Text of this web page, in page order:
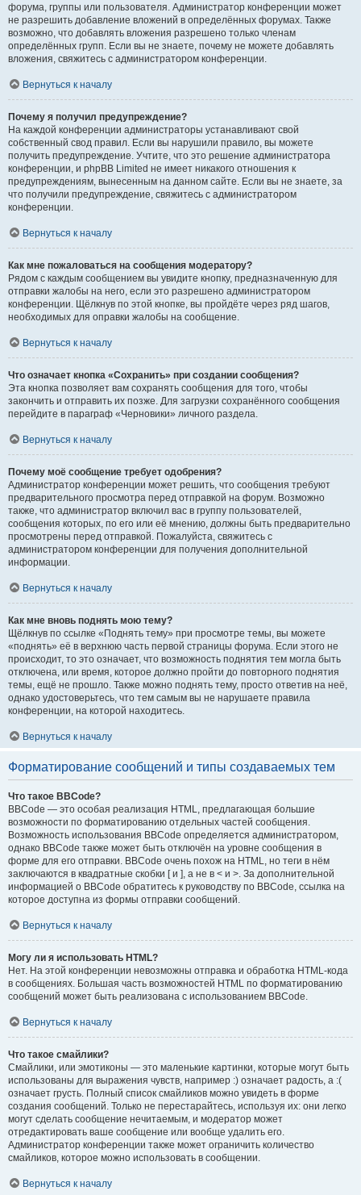
форума, группы или пользователя. Администратор конференции может
не разрешить добавление вложений в определённых форумах. Также
возможно, что добавлять вложения разрешено только членам
определённых групп. Если вы не знаете, почему не можете добавлять
вложения, свяжитесь с администратором конференции.
Вернуться к началу
Почему я получил предупреждение?
На каждой конференции администраторы устанавливают свой
собственный свод правил. Если вы нарушили правило, вы можете
получить предупреждение. Учтите, что это решение администратора
конференции, и phpBB Limited не имеет никакого отношения к
предупреждениям, вынесенным на данном сайте. Если вы не знаете, за
что получили предупреждение, свяжитесь с администратором
конференции.
Вернуться к началу
Как мне пожаловаться на сообщения модератору?
Рядом с каждым сообщением вы увидите кнопку, предназначенную для
отправки жалобы на него, если это разрешено администратором
конференции. Щёлкнув по этой кнопке, вы пройдёте через ряд шагов,
необходимых для оправки жалобы на сообщение.
Вернуться к началу
Что означает кнопка «Сохранить» при создании сообщения?
Эта кнопка позволяет вам сохранять сообщения для того, чтобы
закончить и отправить их позже. Для загрузки сохранённого сообщения
перейдите в параграф «Черновики» личного раздела.
Вернуться к началу
Почему моё сообщение требует одобрения?
Администратор конференции может решить, что сообщения требуют
предварительного просмотра перед отправкой на форум. Возможно
также, что администратор включил вас в группу пользователей,
сообщения которых, по его или её мнению, должны быть предварительно
просмотрены перед отправкой. Пожалуйста, свяжитесь с
администратором конференции для получения дополнительной
информации.
Вернуться к началу
Как мне вновь поднять мою тему?
Щёлкнув по ссылке «Поднять тему» при просмотре темы, вы можете
«поднять» её в верхнюю часть первой страницы форума. Если этого не
происходит, то это означает, что возможность поднятия тем могла быть
отключена, или время, которое должно пройти до повторного поднятия
темы, ещё не прошло. Также можно поднять тему, просто ответив на неё,
однако удостоверьтесь, что тем самым вы не нарушаете правила
конференции, на которой находитесь.
Вернуться к началу
Форматирование сообщений и типы создаваемых тем
Что такое BBCode?
BBCode — это особая реализация HTML, предлагающая большие
возможности по форматированию отдельных частей сообщения.
Возможность использования BBCode определяется администратором,
однако BBCode также может быть отключён на уровне сообщения в
форме для его отправки. BBCode очень похож на HTML, но теги в нём
заключаются в квадратные скобки [ и ], а не в < и >. За дополнительной
информацией о BBCode обратитесь к руководству по BBCode, ссылка на
которое доступна из формы отправки сообщений.
Вернуться к началу
Могу ли я использовать HTML?
Нет. На этой конференции невозможны отправка и обработка HTML-кода
в сообщениях. Большая часть возможностей HTML по форматированию
сообщений может быть реализована с использованием BBCode.
Вернуться к началу
Что такое смайлики?
Смайлики, или эмотиконы — это маленькие картинки, которые могут быть
использованы для выражения чувств, например :) означает радость, а :(
означает грусть. Полный список смайликов можно увидеть в форме
создания сообщений. Только не перестарайтесь, используя их: они легко
могут сделать сообщение нечитаемым, и модератор может
отредактировать ваше сообщение или вообще удалить его.
Администратор конференции также может ограничить количество
смайликов, которое можно использовать в сообщении.
Вернуться к началу